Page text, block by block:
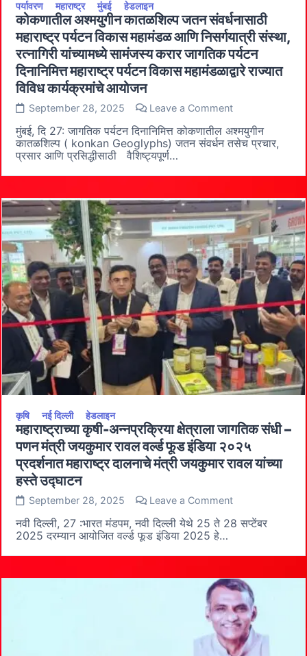
पर्यावरण महाराष्ट्र मुंबई हेडलाइन
कोकणातील अश्मयुगीन कातळशिल्प जतन संवर्धनासाठी
महाराष्ट्र पर्यटन विकास महामंडळ आणि निसर्गयात्री संस्था,
रत्नागिरी यांच्यामध्ये सामंजस्य करार जागतिक पर्यटन
दिनानिमित्त महाराष्ट्र पर्यटन विकास महामंडळाद्वारे राज्यात
विविध कार्यक्रमांचे आयोजन
September 28, 2025 Leave a Commenton
अश्मयुगीन
कातळशिल्प
जतन
महाराष्ट्र
महामंडळ
आणि
निसर्गयात्री
संस्था,
रत्नागिरी
यांच्यामध्ये
सामंजस्य
करार
जागतिक
पर्यटन
दिनानिमित्त
महाराष्ट्र
पर्यटन
विकास
महामंडळाद्वारे
राज्यात
विविध
कार्यक्रमांचे
मुंबई, दि 27: जागतिक पर्यटन दिनानिमित्त कोकणातील अश्मयुगीन
कातळशिल्प ( konkan Geoglyphs) जतन संवर्धन तसेच प्रचार,
प्रसार आणि प्रसिद्धीसाठी वैशिष्ट्यपूर्ण…
कृषि नई दिल्ली हेडलाइन
महाराष्ट्राच्या कृषी-अन्नप्रक्रिया क्षेत्राला जागतिक संधी –
पणन मंत्री जयकुमार रावल वर्ल्ड फूड इंडिया २०२५
प्रदर्शनात महाराष्ट्र दालनाचे मंत्री जयकुमार रावल यांच्या
हस्ते उद्घाटन
September 28, 2025 Leave a Commenton
कृषी-
जागतिक
–
पणन
मंत्री
जयकुमार
रावल
वर्ल्ड
फूड
इंडिया
नवी दिल्ली, 27 :भारत मंडपम, नवी दिल्ली येथे 25 ते 28 सप्टेंबर
2025 दरम्यान आयोजित वर्ल्ड फूड इंडिया 2025 हे…